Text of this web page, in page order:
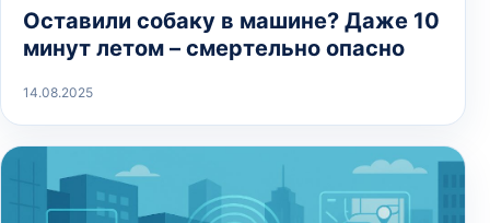
Оставили собаку в машине? Даже 10
минут летом – смертельно опасно
14.08.2025